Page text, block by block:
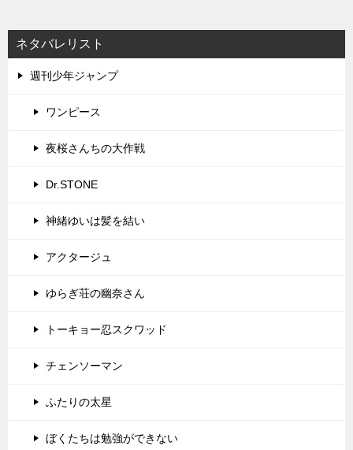
ネタバレリスト
週刊少年ジャンプ
ワンピース
夜桜さんちの大作戦
Dr.STONE
神緒ゆいは髪を結い
アクタージュ
ゆらぎ荘の幽奈さん
トーキョー忍スクワッド
チェンソーマン
ふたりの太星
ぼくたちは勉強ができない